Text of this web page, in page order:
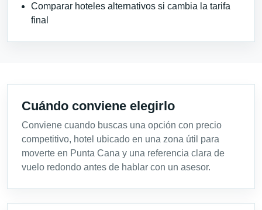
Comparar hoteles alternativos si cambia la tarifa
final
Cuándo conviene elegirlo
Conviene cuando buscas una opción con precio
competitivo, hotel ubicado en una zona útil para
moverte en Punta Cana y una referencia clara de
vuelo redondo antes de hablar con un asesor.